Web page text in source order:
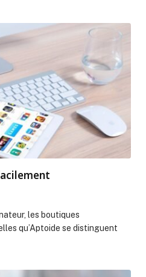
les boutiques
qu’Aptoide se distinguent